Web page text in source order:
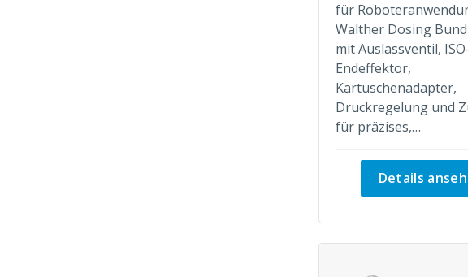
für
Walther Dosing
mit Auslassventil,
Endeffektor,
Kartuschenadapter,
Druckregelung und
für präzises,…
Details